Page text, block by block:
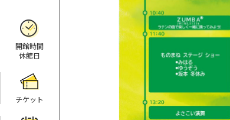
開館時間
休館日
チケット